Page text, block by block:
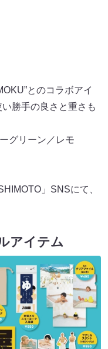
とのコラボアイ
勝手の良さと重さも
グリーン／レモ
」SNSにて、
アイテム